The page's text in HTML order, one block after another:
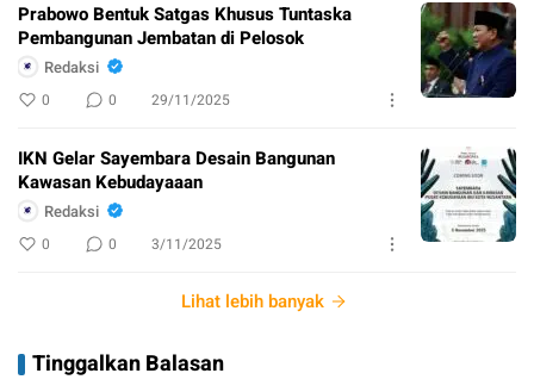
Prabowo Bentuk Satgas Khusus Tuntaska
Pembangunan Jembatan di Pelosok
Redaksi
0 0 29/11/2025
IKN Gelar Sayembara Desain Bangunan
Kawasan Kebudayaaan
Redaksi
0 0 3/11/2025
Lihat lebih banyak
Tinggalkan Balasan